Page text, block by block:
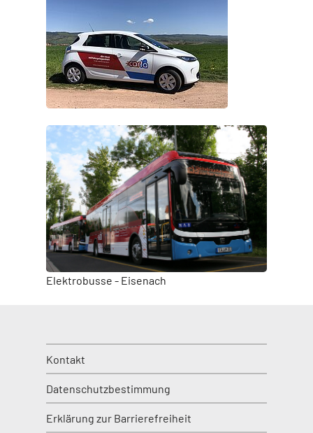
Elektrobusse - Eisenach
Kontakt
Datenschutzbestimmung
Erklärung zur Barrierefreiheit